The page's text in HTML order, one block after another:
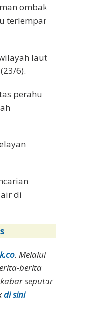
ombak
terlempar
laut
6).
perahu
di
. Melalui
berita
seputar
di sini